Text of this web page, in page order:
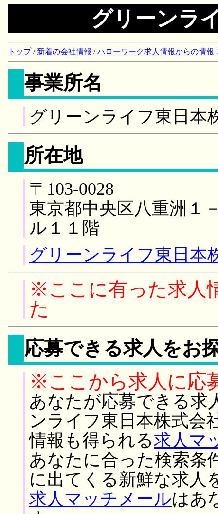
グリーンラ
トップ/ 新着の会社情報 /ハローワーク求人情報からの情報
事業所名
グリーンライフ東日本
所在地
〒103-0028
東京都中央区八重洲１
ル１１階
グリーンライフ東日本
※ここに有った求人
た
応募できる求人をお
※ここから求人に応
あなたが応募できる求
ンライフ東日本株式会
情報も得られる求人マ
あなたに合った検索条
に出てくる新鮮な求人
求人マッチメールはあ